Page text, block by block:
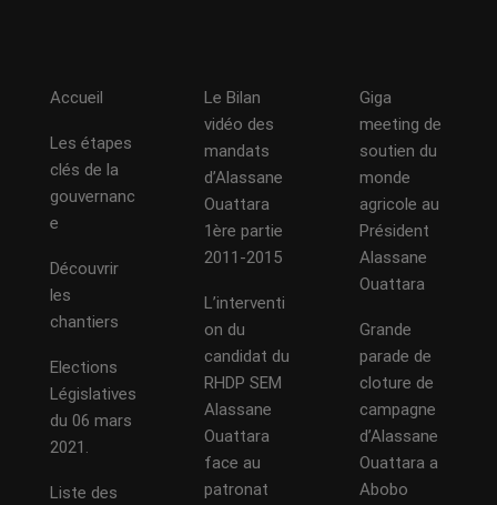
Accueil
Les étapes
clés de la
gouvernanc
e
Découvrir
les
chantiers
Elections
Législatives
du 06 mars
2021.
Liste des
Le Bilan
vidéo des
mandats
d’Alassane
Ouattara
1ère partie
2011-2015
L’interventi
on du
candidat du
RHDP SEM
Alassane
Ouattara
face au
patronat
Giga
meeting de
soutien du
monde
agricole au
Président
Alassane
Ouattara
Grande
parade de
cloture de
campagne
d’Alassane
Ouattara a
Abobo